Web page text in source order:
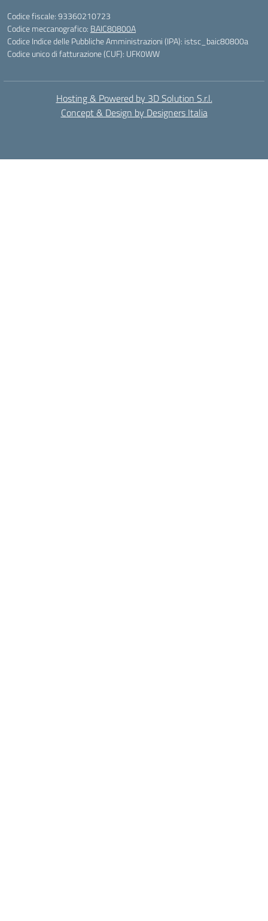
Codice fiscale: 93360210723
Codice meccanografico: BAIC80800A
Codice Indice delle Pubbliche Amministrazioni (IPA): istsc_baic80800a
Codice unico di fatturazione (CUF): UFK0WW
Hosting & Powered by 3D Solution S.r.l.
Concept & Design by Designers Italia